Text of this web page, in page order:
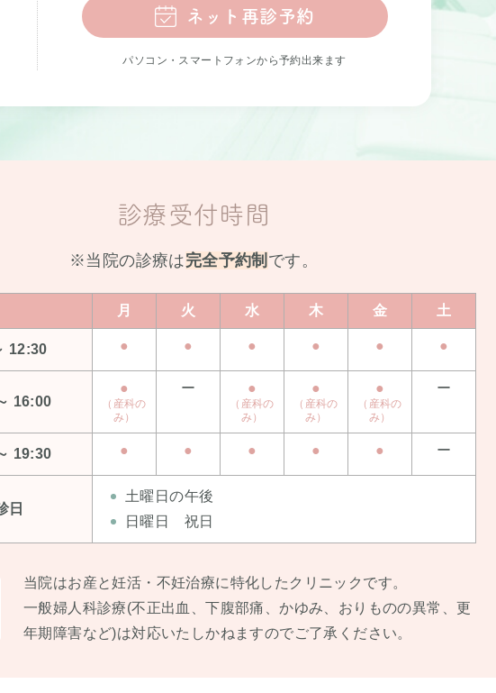
ネット再診予約
パソコン・スマートフォンから予約出来ます
診療受付時間
※当院の診療は完全予約制 です。
月 火 水 木 金 土
12:30 ● ● ● ● ● ●
16:00
●
（産科の
み）
ー ●
（産科の
み）
●
（産科の
み）
●
（産科の
み）
ー
19:30 ● ● ● ● ● ー
日
土曜日の午後
日曜日 祝日
当院はお産と妊活・不妊治療に特化したクリニックです。
⼀般婦⼈科診療(不正出⾎、下腹部痛、かゆみ、おりものの異常、更
年期障害など)は対応いたしかねますのでご了承ください。